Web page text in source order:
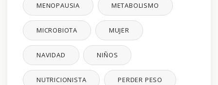
MENOPAUSIA METABOLISMO
MICROBIOTA MUJER
NAVIDAD NIÑOS
NUTRICIONISTA PERDER PESO